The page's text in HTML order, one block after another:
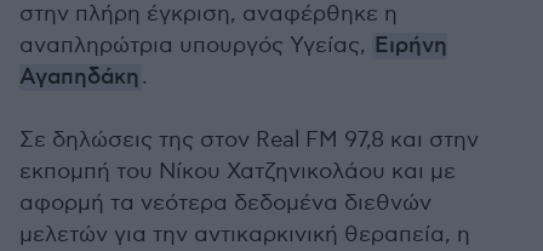
στην πλήρη έγκριση, αναφέρθηκε η
αναπληρώτρια υπουργός Υγείας, Ειρήνη
Αγαπηδάκη.
Σε δηλώσεις της στον Real FM 97,8 και στην
εκπομπή του Νίκου Χατζηνικολάου και με
αφορμή τα νεότερα δεδομένα διεθνών
μελετών για την αντικαρκινική θεραπεία, η